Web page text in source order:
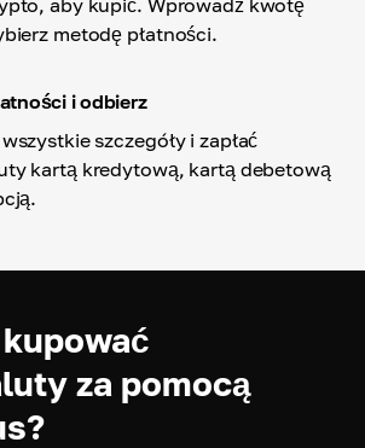
aby kupić. Wprowadź kwotę
metodę płatności.
i odbierz
szczegóły i zapłać
kartą kredytową, kartą debetową
za pomocą